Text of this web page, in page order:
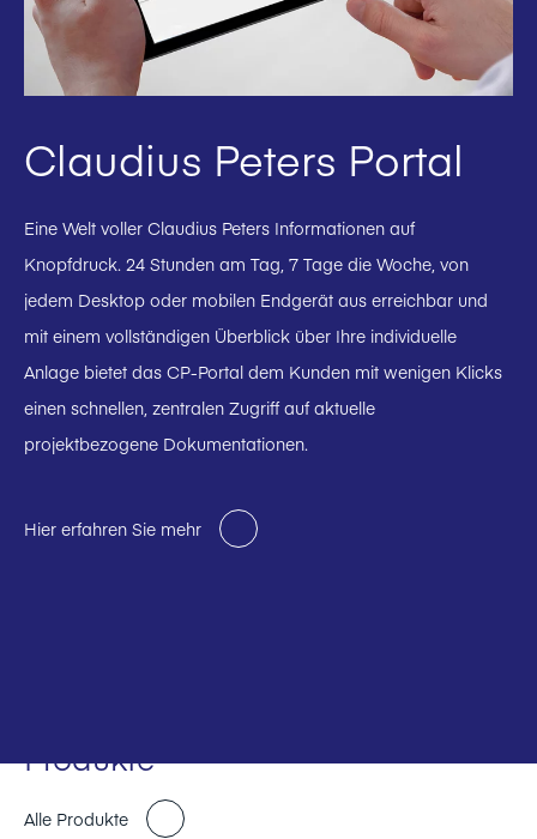
Claudius Peters Portal
Eine Welt voller Claudius Peters Informationen auf
Knopfdruck. 24 Stunden am Tag, 7 Tage die Woche, von
jedem Desktop oder mobilen Endgerät aus erreichbar und
mit einem vollständigen Überblick über Ihre individuelle
Anlage bietet das CP-Portal dem Kunden mit wenigen Klicks
einen schnellen, zentralen Zugriff auf aktuelle
projektbezogene Dokumentationen.
Hier erfahren Sie mehr
Produkte
Alle Produkte